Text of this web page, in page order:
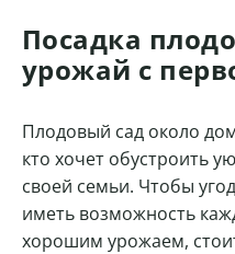
Посадка
урожай с
Плодовый сад около
кто хочет обустроить
своей семьи. Чтобы
иметь возможность
хорошим урожаем,